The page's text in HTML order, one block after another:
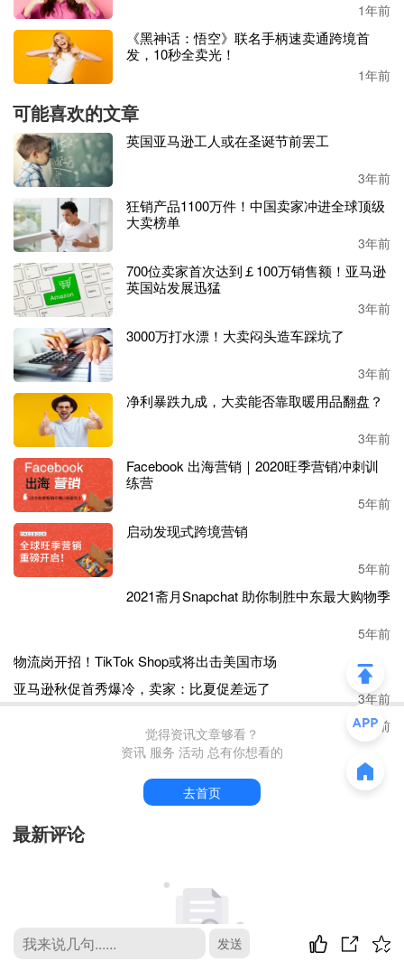
“即买后付”（BNPL）选项和sCommerce（社交商务）
对消
的持续吸引力 ，也同样促进了中东和北非电子商务的快
速发展。
今年，阿联酋和沙特阿拉伯近一半的消费者使用了
在整个中东和北非地区，39%的消费者在2022年使用了BNP
L选项，高于2021年的24%，同比增长64%。另有28%尚未使
用BNPL的消费者希望在未来12个月内使用它，这意味着中
东和北非地区多达67%的消费者可能会在2023年使用这种方
法。
随着人们每天在社交媒体上花费的平均时间不断增加，中东
和北非地区五分之一的消费者表示他们现在经常通过社交媒
体渠道（ sCommerce）购物，在过去的24个月里增长了4
3%。与此同时，沙特和阿联酋对社交商务的兴趣增加了一
倍多。
Checkout.com中东和北非地区副总裁雷莫·乔瓦尼·阿邦丹多
洛（Remo Giovanni Abbondandolo）表示：“该报告验证了我
们去年的结论
该地区的电子商务和数字支付生态系统正在
迅速发展。此外，区域购物者对在线支付的信任度不断提
高，这意味着该地区零售业的数字化转型正在进行中。
正如报告所显示的那样
中东和北非
地区继续发展，消费者
渴望以数字货币支付，该地区电子商务的快速蕴含着无限的
发展机会。
1年前
《黑神话：悟空》联名手柄速卖通跨境首
发，10秒全卖光！
1年前
可能喜欢的文章
英国亚马逊工人或在圣诞节前罢工
3年前
狂销产品1100万件！中国卖家冲进全球顶级
大卖榜单
3年前
700位卖家首次达到￡100万销售额！亚马逊
英国站发展迅猛
3年前
3000万打水漂！大卖闷头造车踩坑了
3年前
净利暴跌九成，大卖能否靠取暖用品翻盘？
3年前
Facebook 出海营销｜2020旺季营销冲刺训
练营
5年前
启动发现式跨境营销
5年前
2021斋月Snapchat 助你制胜中东最大购物季
5年前
物流岗开招！TikTok Shop或将出击美国市场
3年前
亚马逊秋促首秀爆冷，卖家：比夏促差远了
3年前
觉得资讯文章够看？
发送